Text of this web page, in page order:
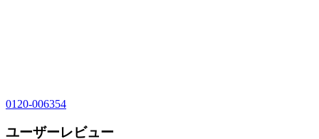
0120-006354
ユーザーレビュー